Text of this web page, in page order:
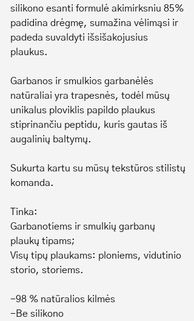
silikono esanti formulė akimirksniu 85%
padidina drėgmę, sumažina vėlimąsi ir
padeda suvaldyti išsišakojusius
plaukus.
Garbanos ir smulkios garbanėlės
natūraliai yra trapesnės, todėl mūsų
unikalus ploviklis papildo plaukus
stiprinančiu peptidu, kuris gautas iš
augalinių baltymų.
Sukurta kartu su mūsų tekstūros stilistų
komanda.
Tinka:
Garbanotiems ir smulkių garbanų
plaukų tipams;
Visų tipų plaukams: ploniems, vidutinio
storio, storiems.
-98 % natūralios kilmės
-Be silikono